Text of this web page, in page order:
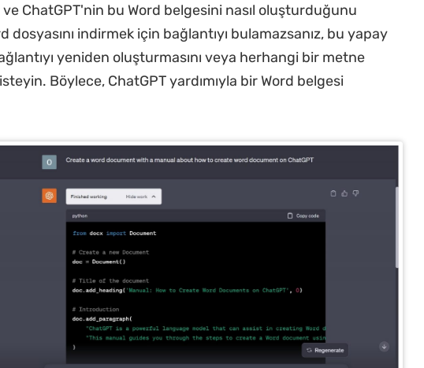
ChatGPT'nin bu Word belgesini nasıl oluşturduğunu
dosyasını indirmek için bağlantıyı bulamazsanız, bu yapay
yeniden oluşturmasını veya herhangi bir metne
Böylece, ChatGPT yardımıyla bir Word belgesi